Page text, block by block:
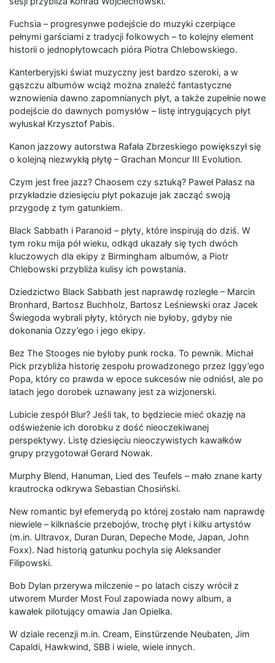
Fuchsia – progresynwe podejście do muzyki czerpiące
pełnymi garściami z tradycji folkowych – to kolejny element
historii o jednopłytowcach pióra Piotra Chlebowskiego.
Kanterberyjski świat muzyczny jest bardzo szeroki, a w
gąszczu albumów wciąż można znaleźć fantastyczne
wznowienia dawno zapomnianych płyt, a także zupełnie nowe
podejście do dawnych pomysłów – listę intrygujących płyt
wyłuskał Krzysztof Pabis.
Kanon jazzowy autorstwa Rafała Zbrzeskiego powiększył się
o kolejną niezwykłą płytę – Grachan Moncur III Evolution.
Czym jest free jazz? Chaosem czy sztuką? Paweł Pałasz na
przykładzie dziesięciu płyt pokazuje jak zacząć swoją
przygodę z tym gatunkiem.
Black Sabbath i Paranoid – płyty, które inspirują do dziś. W
tym roku mija pół wieku, odkąd ukazały się tych dwóch
kluczowych dla ekipy z Birmingham albumów, a Piotr
Chlebowski przybliża kulisy ich powstania.
Dziedzictwo Black Sabbath jest naprawdę rozległe – Marcin
Bronhard, Bartosz Buchholz, Bartosz Leśniewski oraz Jacek
Świegoda wybrali płyty, których nie byłoby, gdyby nie
dokonania Ozzy’ego i jego ekipy.
Bez The Stooges nie byłoby punk rocka. To pewnik. Michał
Pick przybliża historię zespołu prowadzonego przez Iggy’ego
Popa, który co prawda w epoce sukcesów nie odniósł, ale po
latach jego dorobek uznawany jest za wizjonerski.
Lubicie zespół Blur? Jeśli tak, to będziecie mieć okazję na
odświeżenie ich dorobku z dość nieoczekiwanej
perspektywy. Listę dziesięciu nieoczywistych kawałków
grupy przygotował Gerard Nowak.
Murphy Blend, Hanuman, Lied des Teufels – mało znane karty
krautrocka odkrywa Sebastian Chosiński.
New romantic był efemerydą po której zostało nam naprawdę
niewiele – kilknaście przebojów, trochę płyt i kilku artystów
(m.in. Ultravox, Duran Duran, Depeche Mode, Japan, John
Foxx). Nad historią gatunku pochyla się Aleksander
Filipowski.
Bob Dylan przerywa milczenie – po latach ciszy wrócił z
utworem Murder Most Foul zapowiada nowy album, a
kawałek pilotujący omawia Jan Opielka.
W dziale recenzji m.in. Cream, Einstürzende Neubaten, Jim
Capaldi, Hawkwind, SBB i wiele, wiele innych.